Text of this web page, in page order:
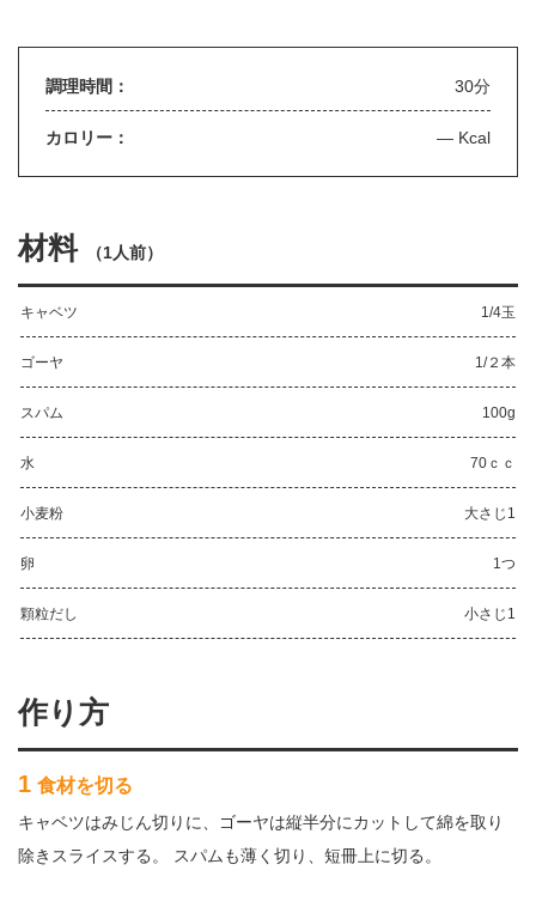
調理時間： 30分
カロリー： — Kcal
材料 （1人前）
キャベツ 1/4玉
ゴーヤ 1/２本
スパム 100g
水 70ｃｃ
小麦粉 大さじ1
卵 1つ
顆粒だし 小さじ1
作り方
1 食材を切る
キャベツはみじん切りに、ゴーヤは縦半分にカットして綿を取り
除きスライスする。 スパムも薄く切り、短冊上に切る。